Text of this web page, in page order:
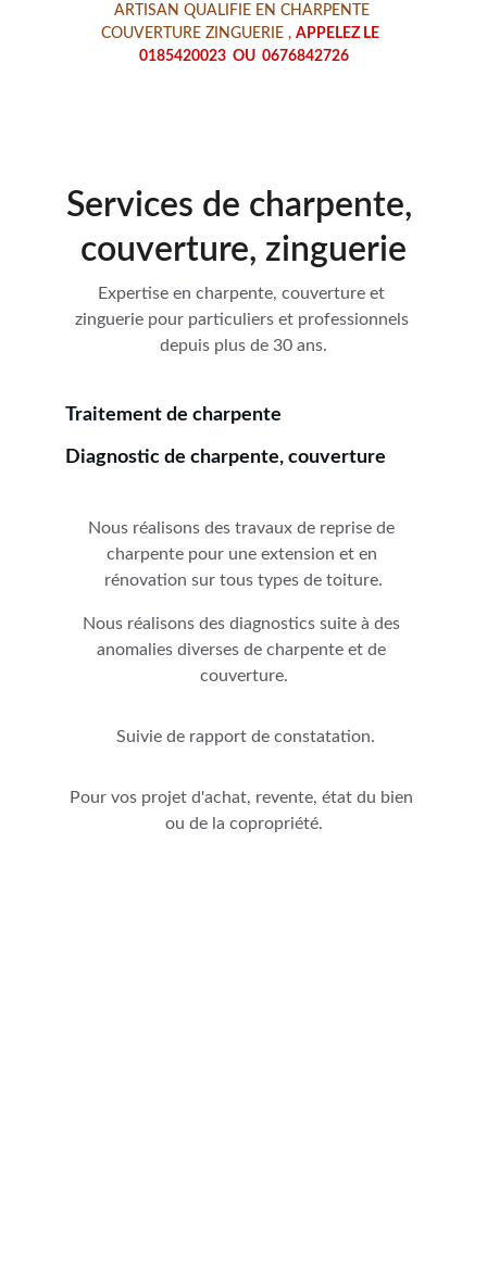
ARTISAN QUALIFIE EN CHARPENTE
COUVERTURE ZINGUERIE , APPELEZ LE
0185420023  OU  0676842726
Services de charpente,
couverture, zinguerie
Expertise en charpente, couverture et
zinguerie pour particuliers et professionnels
depuis plus de 30 ans.
Nous réalisons des travaux de reprise de
charpente pour une extension et en
rénovation sur tous types de toiture.
Traitement de charpente
Nous réalisons des diagnostics suite à des
anomalies diverses de charpente et de
couverture.
Suivie de rapport de constatation.
Pour vos projet d'achat, revente, état du bien
ou de la copropriété.
Diagnostic de charpente, couverture